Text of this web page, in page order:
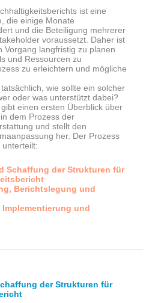
ist eine
die einige Monate
und die Beteiligung mehrerer
voraussetzt. Daher ist
Vorgang langfristig zu planen
und Ressourcen zu
zu erleichtern und mögliche
wie sollte ein solcher
oder was unterstützt dabei?
gibt einen ersten Überblick über
dem Prozess der
und stellt den
her. Der Prozess
unterteilt:
Schaffung der Strukturen für
Berichtslegung und
und
der Strukturen für